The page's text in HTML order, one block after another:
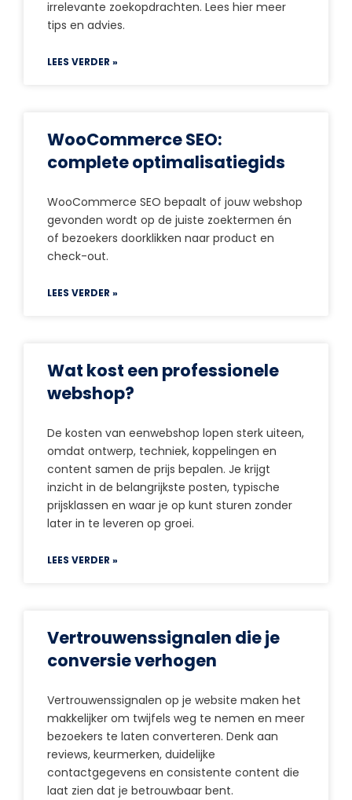
irrelevante zoekopdrachten. Lees hier meer
tips en advies.
LEES VERDER »
WooCommerce SEO:
complete optimalisatiegids
WooCommerce SEO bepaalt of jouw webshop
gevonden wordt op de juiste zoektermen én
of bezoekers doorklikken naar product en
check-out.
LEES VERDER »
Wat kost een professionele
webshop?
De kosten van eenwebshop lopen sterk uiteen,
omdat ontwerp, techniek, koppelingen en
content samen de prijs bepalen. Je krijgt
inzicht in de belangrijkste posten, typische
prijsklassen en waar je op kunt sturen zonder
later in te leveren op groei.
LEES VERDER »
Vertrouwenssignalen die je
conversie verhogen
Vertrouwenssignalen op je website maken het
makkelijker om twijfels weg te nemen en meer
bezoekers te laten converteren. Denk aan
reviews, keurmerken, duidelijke
contactgegevens en consistente content die
laat zien dat je betrouwbaar bent.